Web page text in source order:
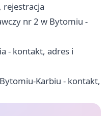
nr 2 w Bytomiu -
- kontakt, adres i
Karbiu - kontakt,